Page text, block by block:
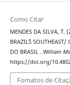
Como Citar
MENDES DA SILVA, T.
BRAZIL`S
DO BRASIL . William
https://doi.org/
Fomatos de